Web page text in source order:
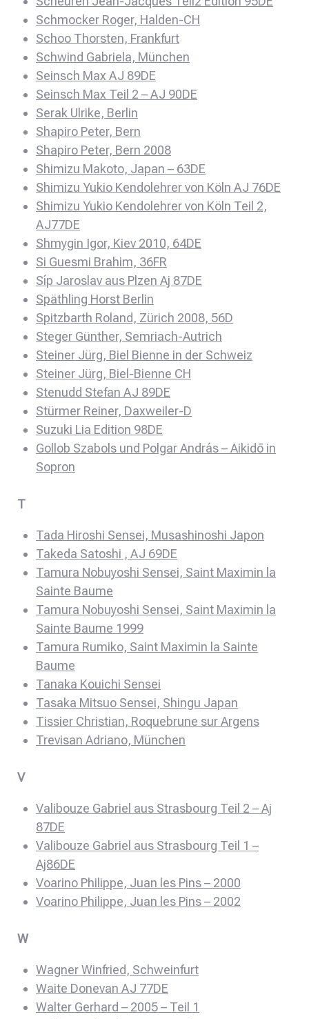
Schmocker Roger, Halden-CH
Schoo Thorsten, Frankfurt
Schwind Gabriela, München
Seinsch Max AJ 89DE
Seinsch Max Teil 2 – AJ 90DE
Serak Ulrike, Berlin
Shapiro Peter, Bern
Shapiro Peter, Bern 2008
Shimizu Makoto, Japan – 63DE
Shimizu Yukio Kendolehrer von Köln AJ 76DE
Shimizu Yukio Kendolehrer von Köln Teil 2,
AJ77DE
Shmygin Igor, Kiev 2010, 64DE
Si Guesmi Brahim, 36FR
Síp Jaroslav aus Plzen Aj 87DE
Späthling Horst Berlin
Spitzbarth Roland, Zürich 2008, 56D
Steger Günther, Semriach-Autrich
Steiner Jürg, Biel Bienne in der Schweiz
Steiner Jürg, Biel-Bienne CH
Stenudd Stefan AJ 89DE
Stürmer Reiner, Daxweiler-D
Suzuki Lia Edition 98DE
Gollob Szabols und Polgar András – Aikidō in
Sopron
T
Tada Hiroshi Sensei, Musashinoshi Japon
Takeda Satoshi , AJ 69DE
Tamura Nobuyoshi Sensei, Saint Maximin la
Sainte Baume
Tamura Nobuyoshi Sensei, Saint Maximin la
Sainte Baume 1999
Tamura Rumiko, Saint Maximin la Sainte
Baume
Tanaka Kouichi Sensei
Tasaka Mitsuo Sensei, Shingu Japan
Tissier Christian, Roquebrune sur Argens
Trevisan Adriano, München
V
Valibouze Gabriel aus Strasbourg Teil 2 – Aj
87DE
Valibouze Gabriel aus Strasbourg Teil 1 –
Aj86DE
Voarino Philippe, Juan les Pins – 2000
Voarino Philippe, Juan les Pins – 2002
W
Wagner Winfried, Schweinfurt
Waite Donevan AJ 77DE
Walter Gerhard – 2005 – Teil 1